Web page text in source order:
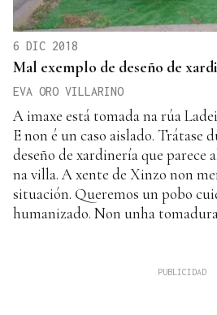
6 DIC 2018
Mal exemplo de deseño de
EVA ORO VILLARINO
A imaxe está tomada na rúa
E non é un caso aislado. Trátase
deseño de xardinería que parece
na villa. A xente de Xinzo non
situación. Queremos un pobo
humanizado. Non unha